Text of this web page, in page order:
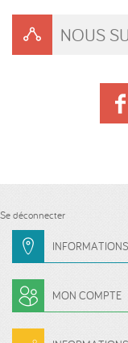
NOUS
Se déconnecter
MON COMPTE